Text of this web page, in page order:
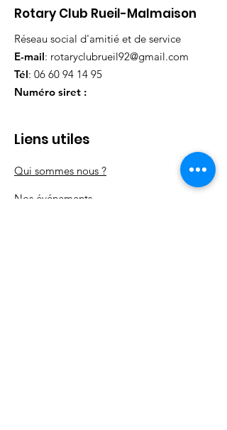
Rotary Club Rueil-Malmaison
Réseau social d'amitié et de service
E-mail: rotaryclubrueil92@gmail.com
Tél: 06 60 94 14 95
Numéro siret :
Liens utiles
Qui sommes nous ?
Nos événements